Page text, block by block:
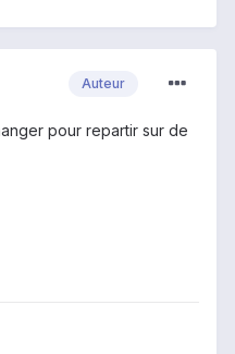
Auteur
pour repartir sur de